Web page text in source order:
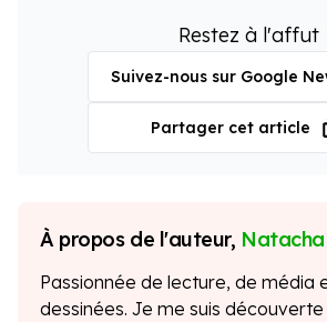
Restez à l'affut
Suivez-nous sur Google
Partager cet article
À propos de l'auteur,
Passionnée de lecture, de média
dessinées. Je me suis